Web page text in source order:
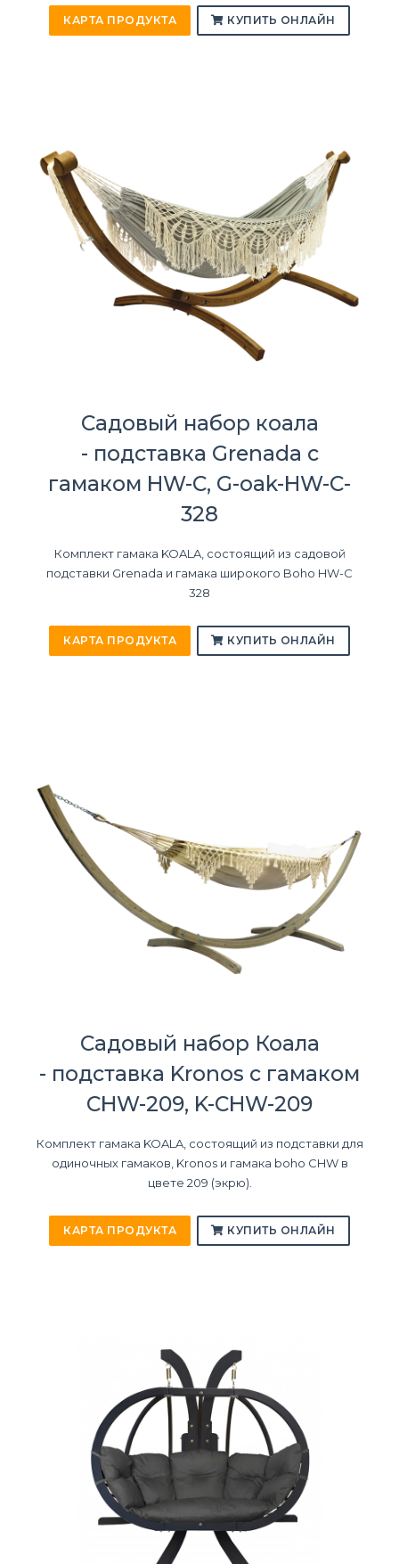
КАРТА ПРОДУКТА КУПИТЬ ОНЛАЙН
Садовый набор коала
- подставка Grenada с
гамаком HW-C, G-oak-HW-C-
328
Комплект гамака KOALA, состоящий из садовой
подставки Grenada и гамака широкого Boho HW-C
328
КАРТА ПРОДУКТА КУПИТЬ ОНЛАЙН
Садовый набор Коала
- подставка Kronos с гамаком
CHW-209, K-CHW-209
Комплект гамака KOALA, состоящий из подставки для
одиночных гамаков, Kronos и гамака boho CHW в
цвете 209 (экрю).
КАРТА ПРОДУКТА КУПИТЬ ОНЛАЙН